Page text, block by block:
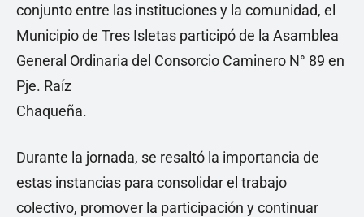
conjunto entre las instituciones y la comunidad, el
Municipio de Tres Isletas participó de la Asamblea
General Ordinaria del Consorcio Caminero N° 89 en
Pje. Raíz
Chaqueña.
Durante la jornada, se resaltó la importancia de
estas instancias para consolidar el trabajo
colectivo, promover la participación y continuar